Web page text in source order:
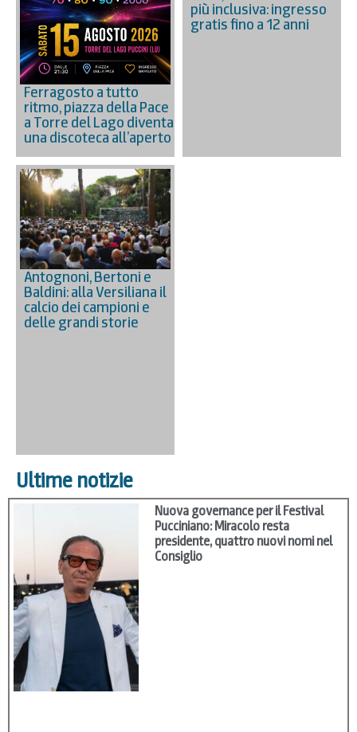
Ferragosto a tutto
ritmo, piazza della Pace
a Torre del Lago diventa
una discoteca all’aperto
più inclusiva: ingresso
gratis fino a 12 anni
Antognoni, Bertoni e
Baldini: alla Versiliana il
calcio dei campioni e
delle grandi storie
Ultime notizie
Nuova governance per il Festival
Pucciniano: Miracolo resta
presidente, quattro nuovi nomi nel
Consiglio